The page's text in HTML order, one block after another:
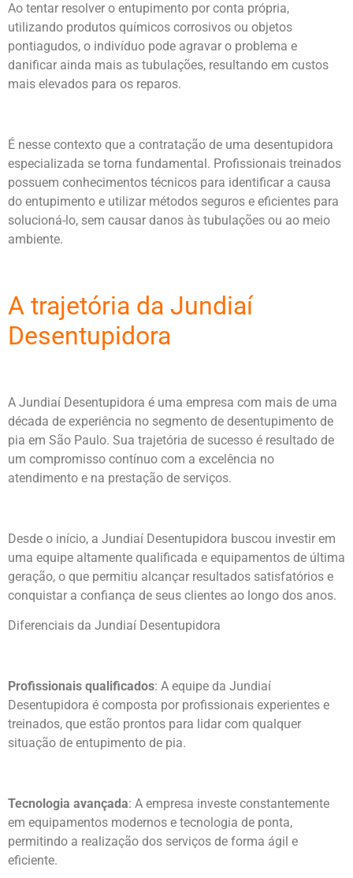
Ao tentar resolver o entupimento por conta própria,
utilizando produtos químicos corrosivos ou objetos
pontiagudos, o indivíduo pode agravar o problema e
danificar ainda mais as tubulações, resultando em custos
mais elevados para os reparos.
É nesse contexto que a contratação de uma desentupidora
especializada se torna fundamental. Profissionais treinados
possuem conhecimentos técnicos para identificar a causa
do entupimento e utilizar métodos seguros e eficientes para
solucioná-lo, sem causar danos às tubulações ou ao meio
ambiente.
A trajetória da Jundiaí
Desentupidora
A Jundiaí Desentupidora é uma empresa com mais de uma
década de experiência no segmento de desentupimento de
pia em São Paulo. Sua trajetória de sucesso é resultado de
um compromisso contínuo com a excelência no
atendimento e na prestação de serviços.
Desde o início, a Jundiaí Desentupidora buscou investir em
uma equipe altamente qualificada e equipamentos de última
geração, o que permitiu alcançar resultados satisfatórios e
conquistar a confiança de seus clientes ao longo dos anos.
Diferenciais da Jundiaí Desentupidora
Profissionais qualificados: A equipe da Jundiaí
Desentupidora é composta por profissionais experientes e
treinados, que estão prontos para lidar com qualquer
situação de entupimento de pia.
Tecnologia avançada: A empresa investe constantemente
em equipamentos modernos e tecnologia de ponta,
permitindo a realização dos serviços de forma ágil e
eficiente.